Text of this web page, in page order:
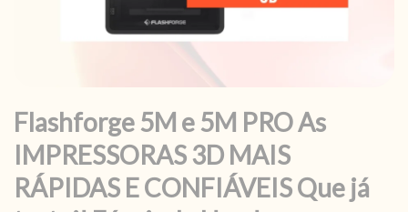
Flashforge 5M e 5M PRO As
IMPRESSORAS 3D MAIS
RÁPIDAS E CONFIÁVEIS Que já